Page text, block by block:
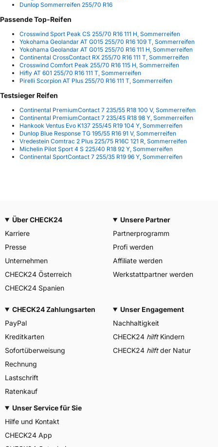
Dunlop Sommerreifen 255/70 R16
Passende Top-Reifen
Crosswind Sport Peak CS 255/70 R16 111 H, Sommerreifen
Yokohama Geolandar AT G015 255/70 R16 109 T, Sommerreifen
Yokohama Geolandar AT G015 255/70 R16 111 H, Sommerreifen
Continental CrossContact RX 255/70 R16 111 T, Sommerreifen
Crosswind Comfort Peak 255/70 R16 115 H, Sommerreifen
Hifly AT 601 255/70 R16 111 T, Sommerreifen
Pirelli Scorpion AT Plus 255/70 R16 111 T, Sommerreifen
Testsieger Reifen
Continental PremiumContact 7 235/55 R18 100 V, Sommerreifen
Continental PremiumContact 7 235/45 R18 98 Y, Sommerreifen
Hankook Ventus Evo K137 255/45 R19 104 Y, Sommerreifen
Dunlop Blue Response TG 195/55 R16 91 V, Sommerreifen
Vredestein Comtrac 2 Plus 225/75 R16C 121 R, Sommerreifen
Michelin Pilot Sport 4 S 225/40 R18 92 Y, Sommerreifen
Continental SportContact 7 255/35 R19 96 Y, Sommerreifen
Über CHECK24
Karriere
Presse
Unternehmen
CHECK24 Österreich
CHECK24 Spanien
Unsere Partner
Partnerprogramm
Profi werden
Affiliate werden
Werkstattpartner werden
CHECK24 Zahlungsarten
PayPal
Kreditkarten
Sofortüberweisung
Rechnung
Lastschrift
Ratenkauf
Unser Engagement
Nachhaltigkeit
CHECK24 hilftKindern
CHECK24 hilftder Natur
Unser Service für Sie
Hilfe und Kontakt
CHECK24 App